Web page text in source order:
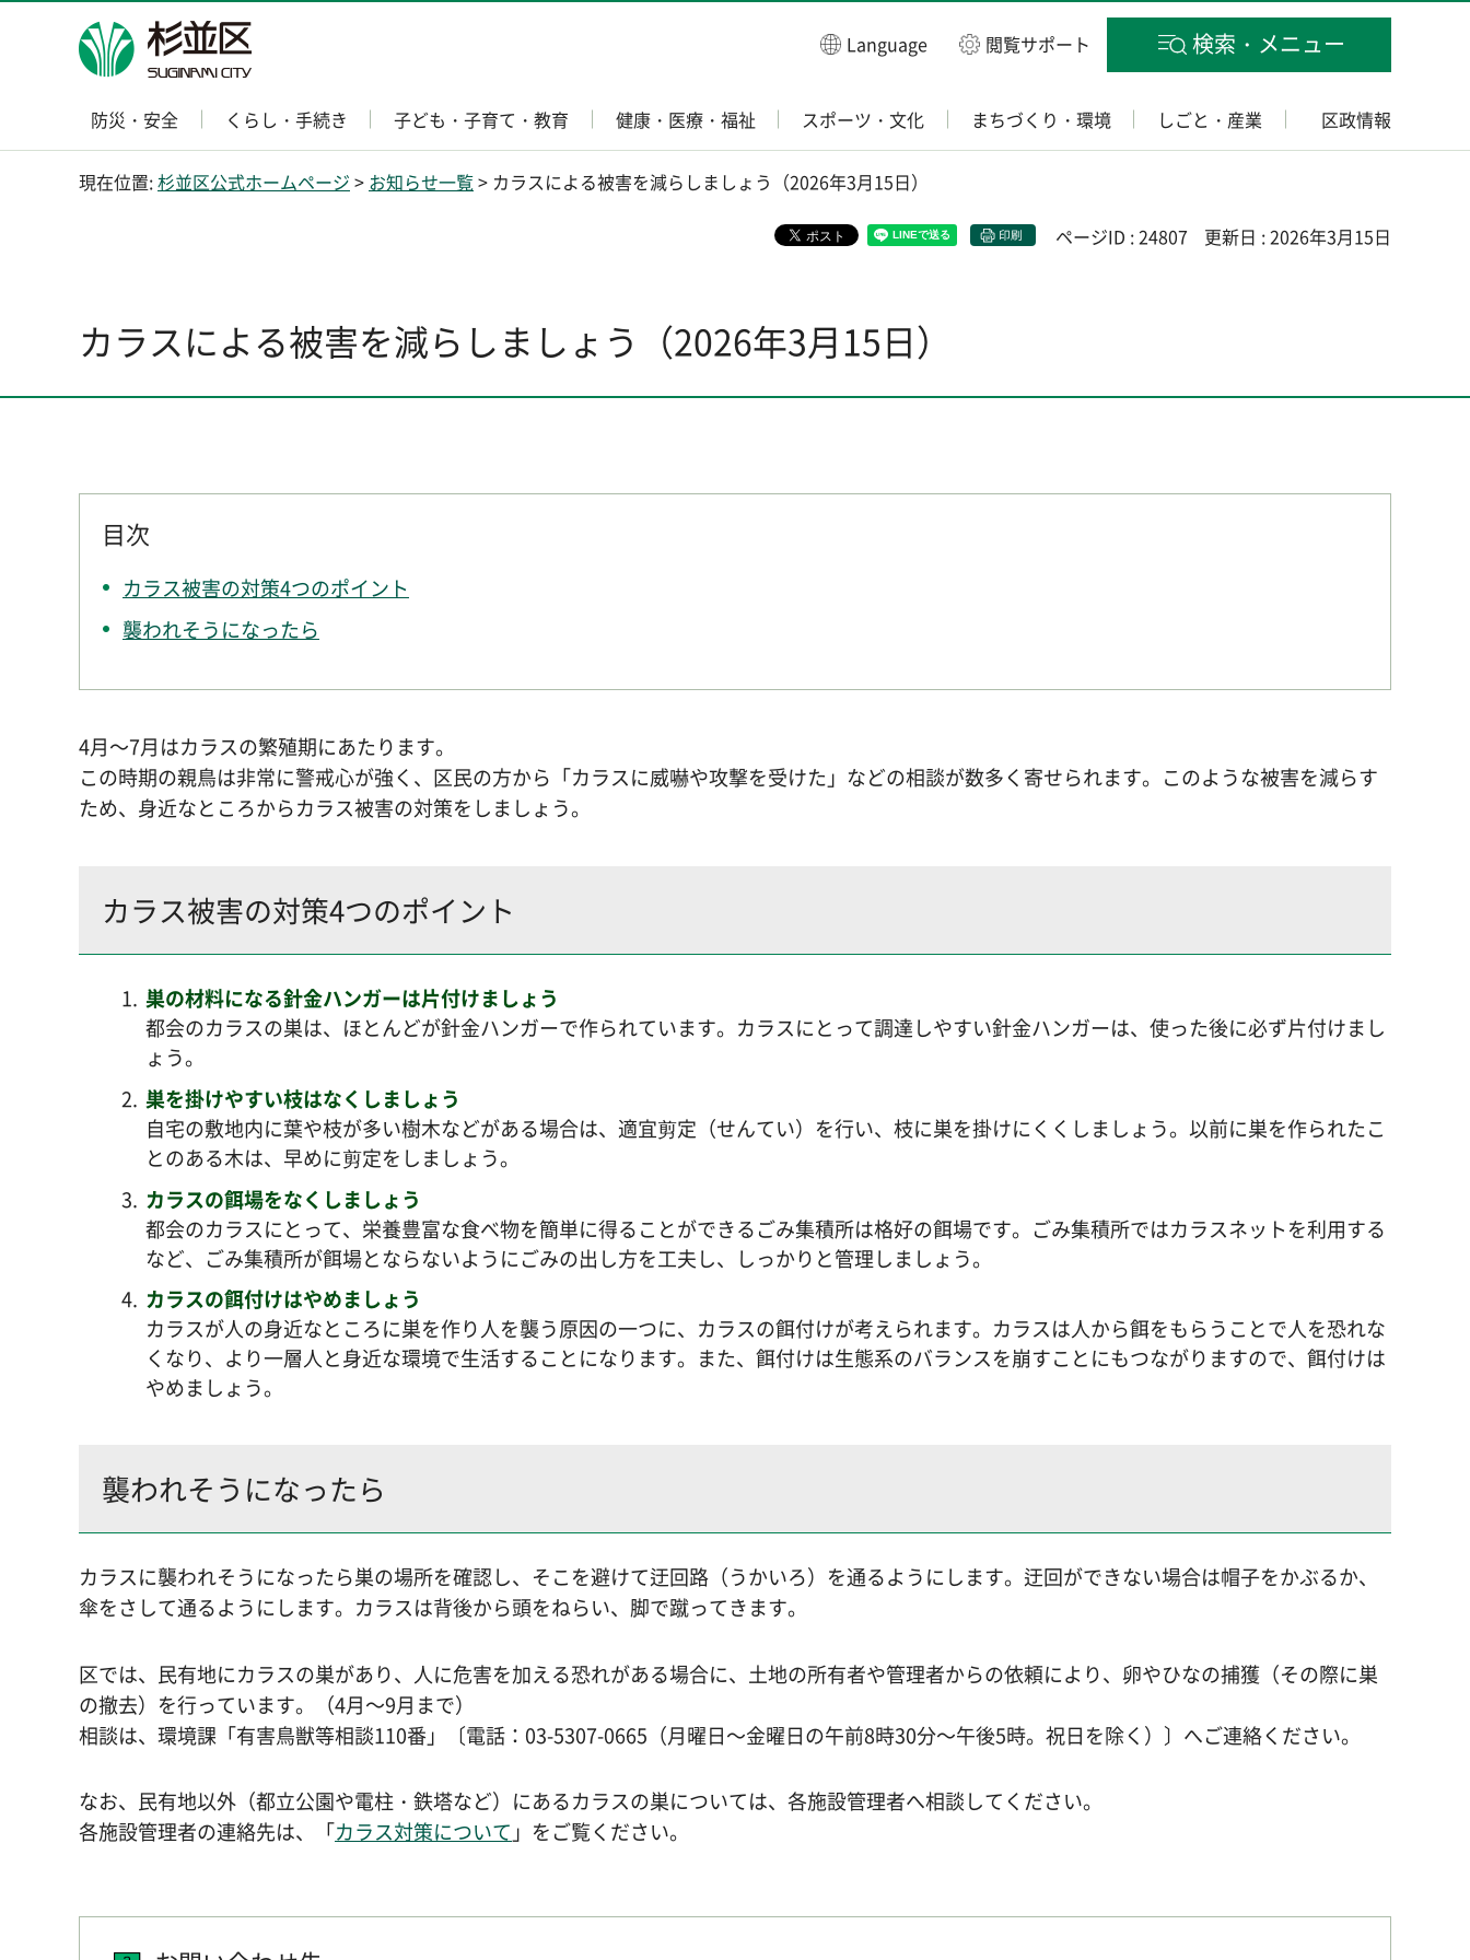
杉並区 Language 閲覧サポート 検索・メニュー
防災・安全 くらし・手続き 子ども・子育て・教育 健康・医療・福祉 スポーツ・文化 まちづくり・環境 しごと・産業 区政情報
現在位置:杉並区公式ホームページ > お知らせ一覧> カラスによる被害を減らしましょう（2026年3月15日）
印刷 ページID : 24807 更新日 : 2026年3月15日
カラスによる被害を減らしましょう（2026年3月15日）
目次
カラス被害の対策4つのポイント
襲われそうになったら
4月～7月はカラスの繁殖期にあたります。
この時期の親鳥は非常に警戒心が強く、区民の方から「カラスに威嚇や攻撃を受けた」などの相談が数多く寄せられます。このような被害を減らす
ため、身近なところからカラス被害の対策をしましょう。
カラス被害の対策4つのポイント
巣の材料になる針金ハンガーは片付けましょう
都会のカラスの巣は、ほとんどが針金ハンガーで作られています。カラスにとって調達しやすい針金ハンガーは、使った後に必ず片付けまし
ょう。
巣を掛けやすい枝はなくしましょう
自宅の敷地内に葉や枝が多い樹木などがある場合は、適宜剪定（せんてい）を行い、枝に巣を掛けにくくしましょう。以前に巣を作られたこ
とのある木は、早めに剪定をしましょう。
カラスの餌場をなくしましょう
都会のカラスにとって、栄養豊富な食べ物を簡単に得ることができるごみ集積所は格好の餌場です。ごみ集積所ではカラスネットを利用する
など、ごみ集積所が餌場とならないようにごみの出し方を工夫し、しっかりと管理しましょう。
カラスの餌付けはやめましょう
カラスが人の身近なところに巣を作り人を襲う原因の一つに、カラスの餌付けが考えられます。カラスは人から餌をもらうことで人を恐れな
くなり、より一層人と身近な環境で生活することになります。また、餌付けは生態系のバランスを崩すことにもつながりますので、餌付けは
やめましょう。
襲われそうになったら
カラスに襲われそうになったら巣の場所を確認し、そこを避けて迂回路（うかいろ）を通るようにします。迂回ができない場合は帽子をかぶるか、
傘をさして通るようにします。カラスは背後から頭をねらい、脚で蹴ってきます。
区では、民有地にカラスの巣があり、人に危害を加える恐れがある場合に、土地の所有者や管理者からの依頼により、卵やひなの捕獲（その際に巣
の撤去）を行っています。（4月～9月まで）
相談は、環境課「有害鳥獣等相談110番」〔電話：03-5307-0665（月曜日～金曜日の午前8時30分～午後5時。祝日を除く）〕へご連絡ください。
なお、民有地以外（都立公園や電柱・鉄塔など）にあるカラスの巣については、各施設管理者へ相談してください。
各施設管理者の連絡先は、「カラス対策について 」をご覧ください。